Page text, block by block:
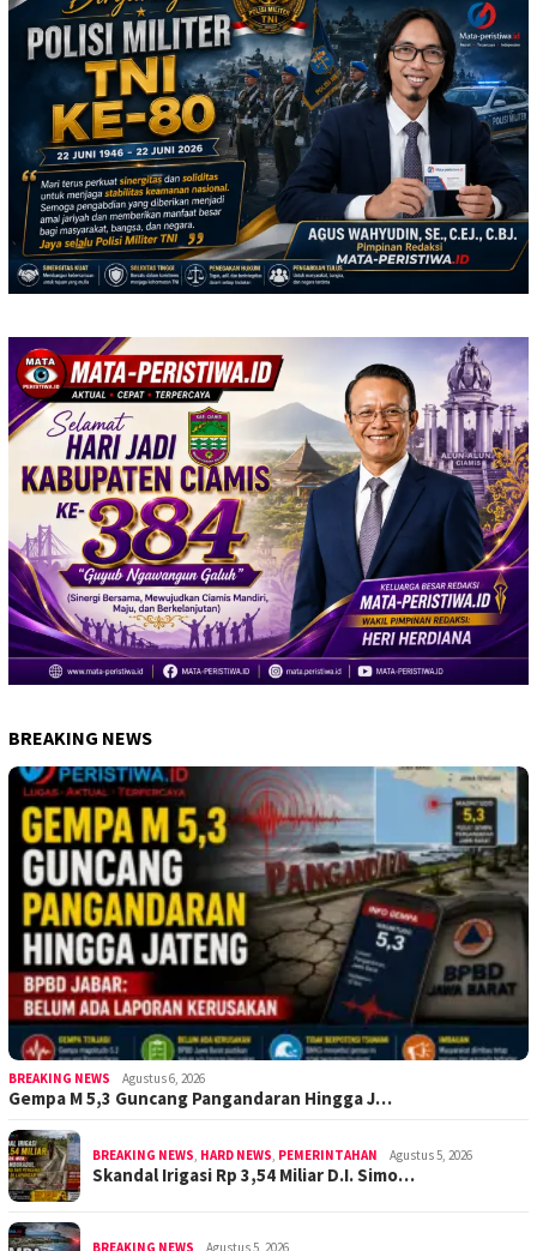
BREAKING NEWS
BREAKING NEWS Agustus 6, 2026
Gempa M 5,3 Guncang Pangandaran Hingga J…
BREAKING NEWS, HARD NEWS, PEMERINTAHAN Agustus 5, 2026
Skandal Irigasi Rp 3,54 Miliar D.I. Simo…